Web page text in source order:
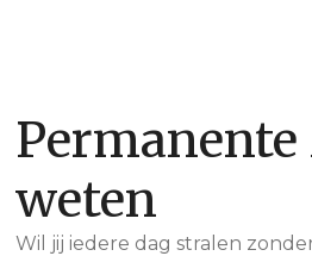
weten
Wil jij iedere dag stralen